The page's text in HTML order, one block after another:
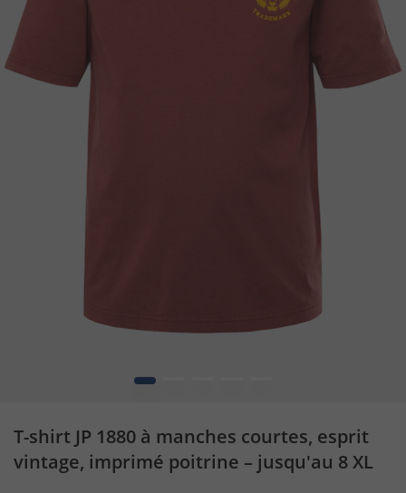
1
T-shirt JP 1880 à manches courtes, esprit
vintage, imprimé poitrine – jusqu'au 8 XL